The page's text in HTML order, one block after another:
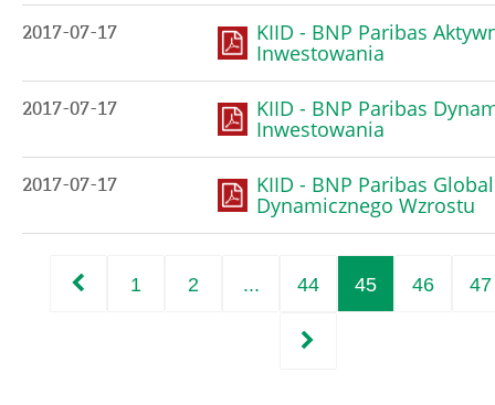
2017-07-17 KIID - BNP Paribas
Inwestowania
2017-07-17 KIID - BNP Paribas
Inwestowania
2017-07-17 KIID - BNP Paribas
Dynamicznego Wzrostu
1 2 ... 44 45 46 47